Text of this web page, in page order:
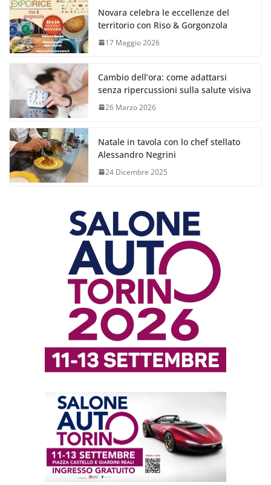
Novara celebra le eccellenze del
territorio con Riso & Gorgonzola
17 Maggio 2026
Cambio dell’ora: come adattarsi
senza ripercussioni sulla salute visiva
26 Marzo 2026
Natale in tavola con lo chef stellato
Alessandro Negrini
24 Dicembre 2025